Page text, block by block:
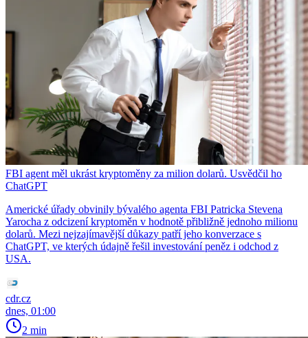
FBI agent měl ukrást kryptoměny za milion dolarů. Usvědčil ho
ChatGPT
Americké úřady obvinily bývalého agenta FBI Patricka Stevena
Yarocha z odcizení kryptoměn v hodnotě přibližně jednoho milionu
dolarů. Mezi nejzajímavější důkazy patří jeho konverzace s
ChatGPT, ve kterých údajně řešil investování peněz i odchod z
USA.
cdr.cz
dnes, 01:00
2 min